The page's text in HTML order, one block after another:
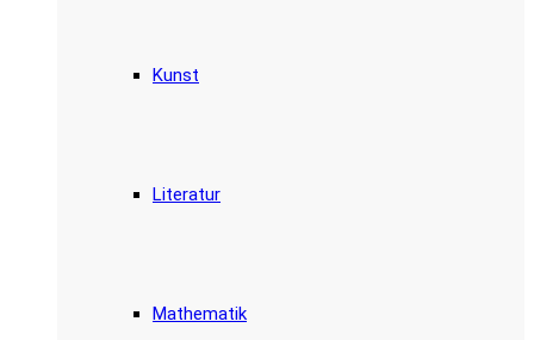
Kunst
Literatur
Mathematik